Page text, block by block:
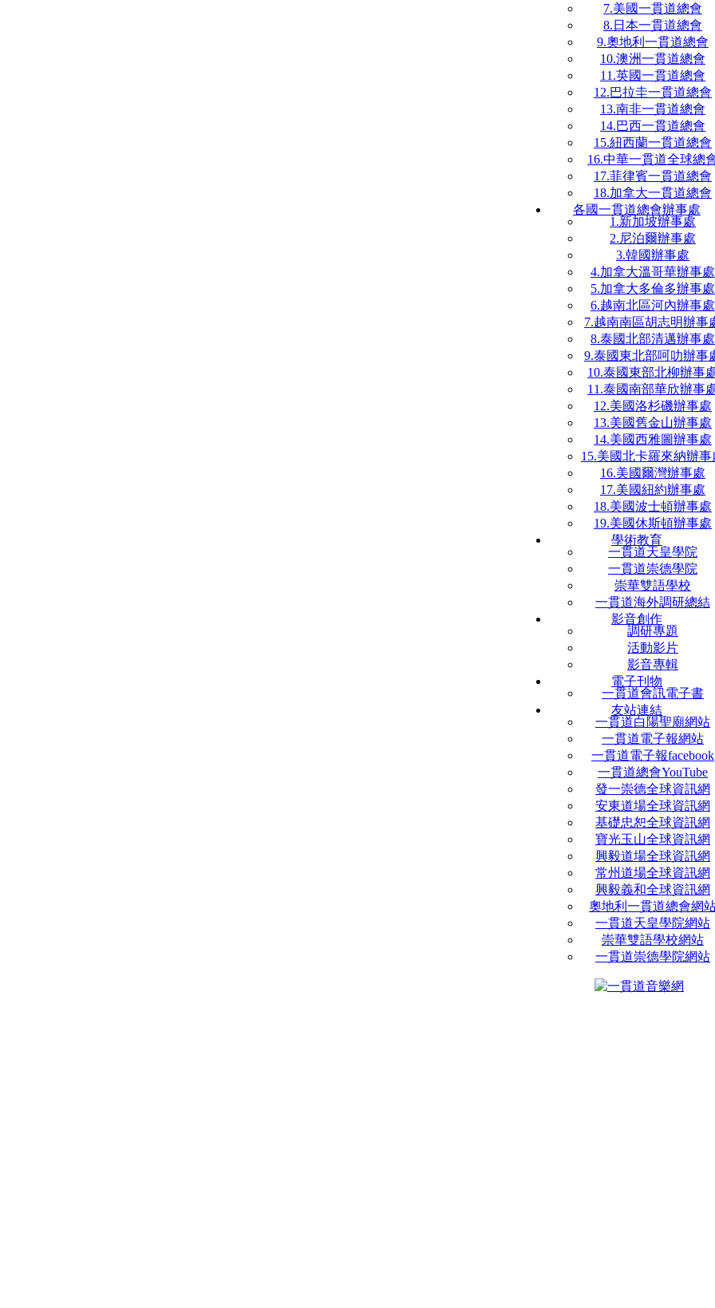
7.美國一貫道總會
8.日本一貫道總會
9.奧地利一貫道總會
10.澳洲一貫道總會
11.英國一貫道總會
12.巴拉圭一貫道總會
13.南非一貫道總會
14.巴西一貫道總會
15.紐西蘭一貫道總會
16.中華一貫道全球總
17.菲律賓一貫道總會
18.加拿大一貫道總會
各國一貫道總會辦事處
1.新加坡辦事處
2.尼泊爾辦事處
3.韓國辦事處
4.加拿大溫哥華辦事處
5.加拿大多倫多辦事處
6.越南北區河內辦事處
7.越南南區胡志明辦事
8.泰國北部清邁辦事處
9.泰國東北部呵叻辦事
10.泰國東部北柳辦事
11.泰國南部華欣辦事
12.美國洛杉磯辦事處
13.美國舊金山辦事處
14.美國西雅圖辦事處
15.美國北卡羅來納辦事
16.美國爾灣辦事處
17.美國紐約辦事處
18.美國波士頓辦事處
19.美國休斯頓辦事處
學術教育
一貫道天皇學院
一貫道崇德學院
崇華雙語學校
一貫道海外調研總結
影音創作
調研專題
活動影片
影音專輯
電子刊物
一貫道會訊電子書
友站連結
一貫道白陽聖廟網站
一貫道電子報網站
一貫道電子報facebook
一貫道總會YouTube
發一崇德全球資訊網
安東道場全球資訊網
基礎忠恕全球資訊網
寶光玉山全球資訊網
興毅道場全球資訊網
常州道場全球資訊網
興毅義和全球資訊網
奧地利一貫道總會網
一貫道天皇學院網站
崇華雙語學校網站
一貫道崇德學院網站